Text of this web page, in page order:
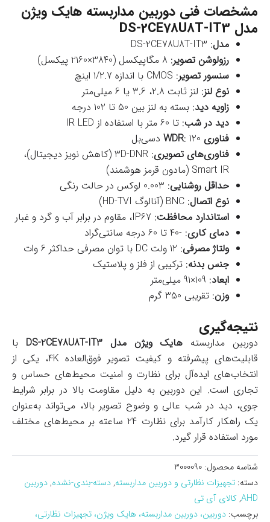
مشخصات فنی دوربین مداربسته هایک ویژن
مدل DS-2CE78U8T-IT3
مدل: DS-2CE78U8T-IT3
رزولوشن تصویر: 8 مگاپیکسل (3840×2160 پیکسل)
سنسور تصویر: CMOS با اندازه 1/2.7 اینچ
نوع لنز: لنز ثابت 2.8، 3.6 یا 6 میلی‌متر
زاویه دید: بسته به لنز بین 50 تا 102 درجه
دید در شب: تا 60 متر با استفاده از IR LED
فناوری WDR : 120 دسی‌بل
فناوری‌های تصویری
: 3D-DNR (کاهش نویز دیجیتال)،
Smart IR (مادون قرمز هوشمند)
حداقل روشنایی: 0.003 لوکس در حالت رنگی
نوع اتصال: BNC (آنالوگ HD-TVI)
استاندارد محافظت: IP67، مقاوم در برابر آب و گرد و غبار
دمای کاری: -40 تا 60 درجه سانتی‌گراد
ولتاژ مصرفی: 12 ولت DC با توان مصرفی حداکثر 6 وات
جنس بدنه: ترکیبی از فلز و پلاستیک
ابعاد: 109×91 میلی‌متر
وزن: تقریبی 350 گرم
نتیجه‌گیری
دوربین مداربسته هایک ویژن مدل DS-2CE78U8T-IT3
با
قابلیت‌های پیشرفته و کیفیت تصویر فوق‌العاده 4K، یکی از
انتخاب‌های ایده‌آل برای نظارت و امنیت محیط‌های حساس و
تجاری است. این دوربین به دلیل مقاومت بالا در برابر شرایط
جوی، دید در شب عالی و وضوح تصویر بالا، می‌تواند به‌عنوان
یک راهکار کارآمد برای نظارت 24 ساعته بر محیط‌های مختلف
مورد استفاده قرار گیرد.
شناسه محصول: 3000090
دسته: تجهیزات نظارتی و دوربین مداربسته,دسته-بندی-نشده,دوربین
AHD
,کالای آی تی
برچسب: دوربین، دوربین مداربسته، هایک ویژن، تجهیزات نظارتی،